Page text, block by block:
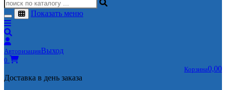
Показать меню
АвторизацияВыход
0
Корзина0,00
Доставка в день заказа